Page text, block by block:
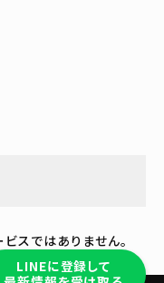
LINEに登録して
スではありません。